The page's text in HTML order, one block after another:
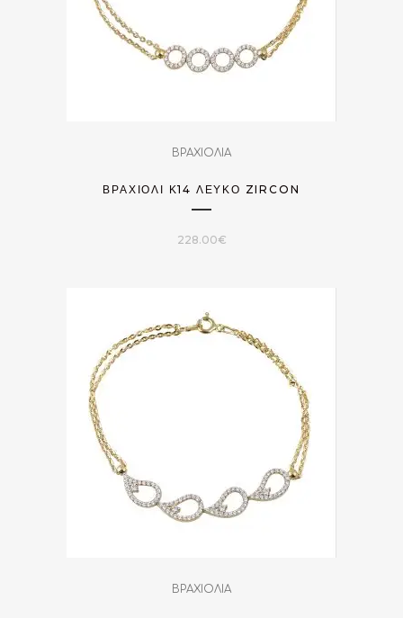
ΒΡΑΧΙΟΛΙΑ
ΒΡΑΧΙΌΛΙ Κ14 ΛΕΥΚΌ ZIRCON
228.00€
ΒΡΑΧΙΟΛΙΑ